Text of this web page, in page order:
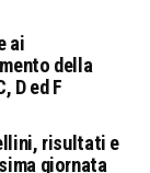
ai
della
D ed F
risultati e
giornata